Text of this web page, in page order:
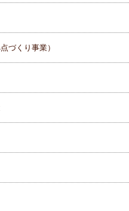
づくり事業）